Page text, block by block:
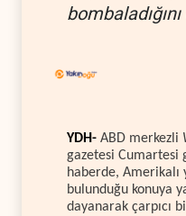
YDH- ABD merkezli
gazetesi Cumartesi
haberde,
bulunduğu konuya
dayanarak çarpıcı